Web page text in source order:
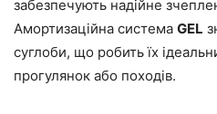
забезпечують надійне
Амортизаційна система GEL
суглоби, що робить їх
прогулянок або походів.